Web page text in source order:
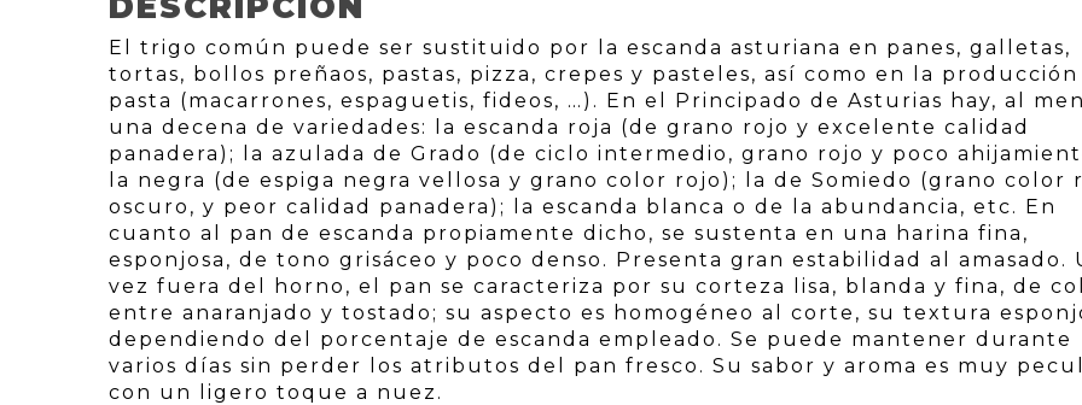
El trigo común puede ser sustituido por la escanda asturiana en panes, galletas,
tortas, bollos preñaos, pastas, pizza, crepes y pasteles, así como en la producción
pasta (macarrones, espaguetis, fideos, …). En el Principado de Asturias hay, al
una decena de variedades: la escanda roja (de grano rojo y excelente calidad
panadera); la azulada de Grado (de ciclo intermedio, grano rojo y poco
la negra (de espiga negra vellosa y grano color rojo); la de Somiedo (grano color
oscuro, y peor calidad panadera); la escanda blanca o de la abundancia, etc. En
cuanto al pan de escanda propiamente dicho, se sustenta en una harina fina,
esponjosa, de tono grisáceo y poco denso. Presenta gran estabilidad al amasado.
vez fuera del horno, el pan se caracteriza por su corteza lisa, blanda y fina, de
entre anaranjado y tostado; su aspecto es homogéneo al corte, su textura
dependiendo del porcentaje de escanda empleado. Se puede mantener durante
varios días sin perder los atributos del pan fresco. Su sabor y aroma es muy
con un ligero toque a nuez.